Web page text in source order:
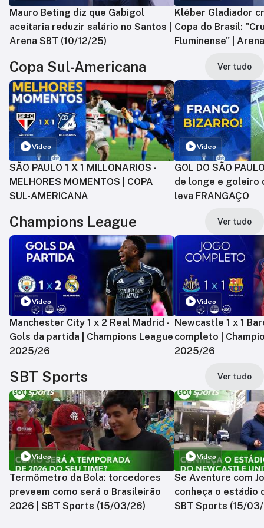
Mauro Beting diz que Gabigol
aceitaria reduzir salário no Santos |
Arena SBT (10/12/25)
Kléber Gladiador
Copa do Brasil:
Fluminense" |
Copa Sul-Americana Ver tudo
Vídeo
SÃO PAULO 1 X 1 MILLONARIOS -
MELHORES MOMENTOS | COPA
SUL-AMERICANA
Vídeo
GOL DO SÃO
de longe e goleiro
leva FRANGAÇO
Champions League Ver tudo
Vídeo
Manchester City 1 x 2 Real Madrid -
Gols da partida | Champions League
2025/26
Vídeo
Newcastle 1 x 1
completo |
2025/26
SBT Sports Ver tudo
Vídeo
Termômetro da Bola: torcedores
preveem como será o Brasileirão
2026 | SBT Sports (15/03/26)
Vídeo
Se Aventure com
conheça o estádio
SBT Sports (15/